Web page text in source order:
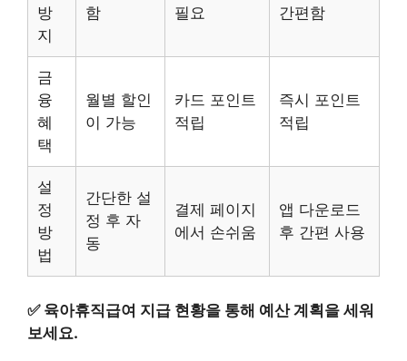
방
지
함
필요
간편함
금
융
혜
택
월별 할인
이 가능
카드 포인트
적립
즉시 포인트
적립
설
정
방
법
간단한 설
정 후 자
동
결제 페이지
에서 손쉬움
앱 다운로드
후 간편 사용
✅ 육아휴직급여 지급 현황을 통해 예산 계획을 세워
보세요.